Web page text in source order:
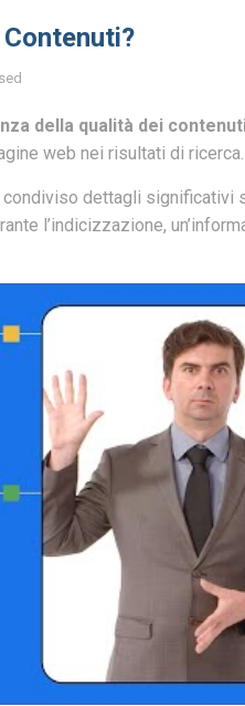
della qualità dei
web nei risultati di ricerca.
condiviso dettagli significativi
l’indicizzazione,